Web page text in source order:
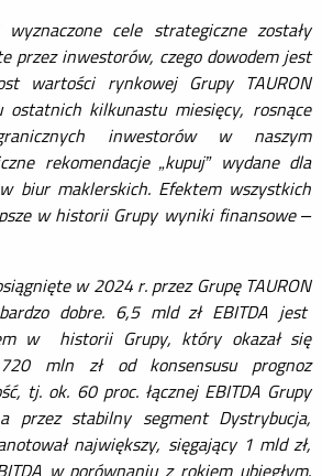
cele strategiczne zostały
przez inwestorów, czego dowodem jest
wartości rynkowej Grupy TAURON
kilkunastu miesięcy, rosnące
inwestorów w naszym
rekomendacje „kupuj” wydane dla
biur maklerskich. Efektem wszystkich
w historii Grupy wyniki finansowe –
w 2024 r. przez Grupę TAURON
dobre. 6,5 mld zł EBITDA jest
w historii Grupy, który okazał się
mln zł od konsensusu prognoz
tj. ok. 60 proc. łącznej EBITDA Grupy
przez stabilny segment Dystrybucja,
największy, sięgający 1 mld zł,
w porównaniu z rokiem ubiegłym.